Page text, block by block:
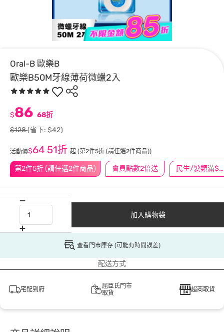
Oral-B 歐樂B
歐樂B50M牙線薄荷微蠟2入
第2件5折 (請任選2件商品) 會員點數2倍送 民生/髮類滿$388送舒潔冰巾
$86 68折
$128(省下: $42)
活動價$64 51折 起 (第2件5折 (請任選2件商品))
加入購物袋
查看門市庫存 (可能有時間誤差)
配送方式
宅配到府
屈臣氏門市
取貨
超商取貨